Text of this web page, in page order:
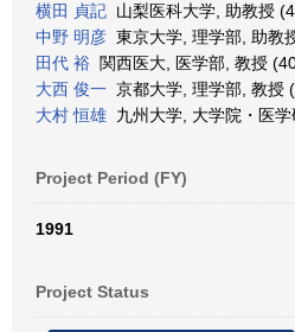
横田 貞記 山梨医科大学, 助教授
中野 明彦 東京大学, 理学部, 助教
田代 裕 関西医大, 医学部, 教授
大西 俊一 京都大学, 理学部, 教授
大村 恒雄 九州大学, 大学院・医
Project Period (FY)
1991
Project Status